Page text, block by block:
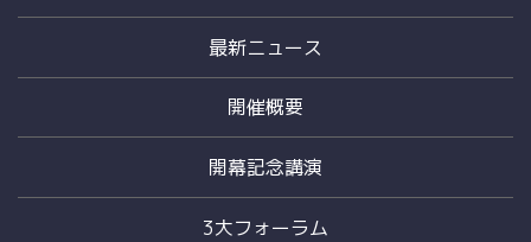
最新ニュース
開催概要
開幕記念講演
3大フォーラム